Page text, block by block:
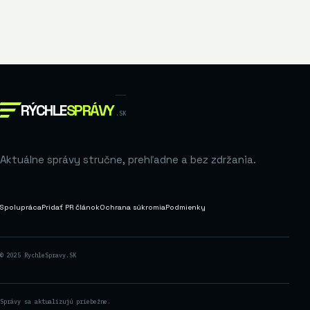
RÝCHLESPRÁVY .SK
Aktuálne správy stručne, prehľadne a bez zdržania.
SpoluprácaPridať PR článokOchrana súkromiaPodmienky
© 2025 RychleSpravy.SK
Správy sa aktualizujú priebežne.